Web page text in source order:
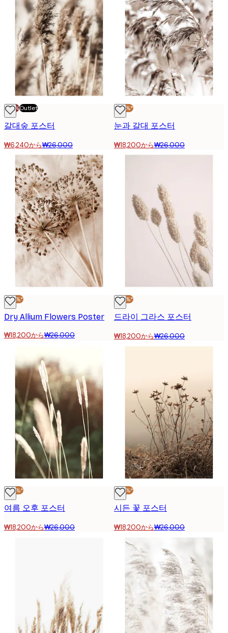
-70%Outlet
갈대숲 포스터
₩6,240から₩26,000
-30%*
눈과 갈대 포스터
₩18,200から₩26,000
-30%*
Dry Allium Flowers Poster
₩18,200から₩26,000
-30%*
드라이 그라스 포스터
₩18,200から₩26,000
-30%*
여름 오후 포스터
₩18,200から₩26,000
-30%*
시든 꽃 포스터
₩18,200から₩26,000